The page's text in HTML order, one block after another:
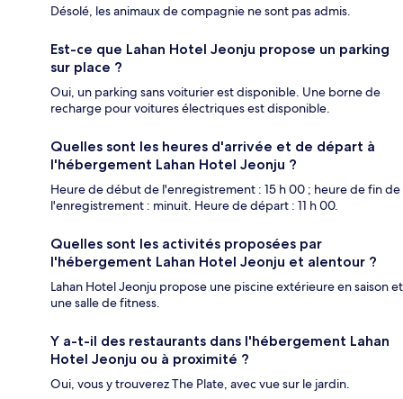
Désolé, les animaux de compagnie ne sont pas admis.
Est-ce que Lahan Hotel Jeonju propose un parking
sur place ?
Oui, un parking sans voiturier est disponible. Une borne de
recharge pour voitures électriques est disponible.
Quelles sont les heures d'arrivée et de départ à
l'hébergement Lahan Hotel Jeonju ?
Heure de début de l'enregistrement : 15 h 00 ; heure de fin de
l'enregistrement : minuit. Heure de départ : 11 h 00.
Quelles sont les activités proposées par
l'hébergement Lahan Hotel Jeonju et alentour ?
Lahan Hotel Jeonju propose une piscine extérieure en saison et
une salle de fitness.
Y a-t-il des restaurants dans l'hébergement Lahan
Hotel Jeonju ou à proximité ?
Oui, vous y trouverez The Plate, avec vue sur le jardin.